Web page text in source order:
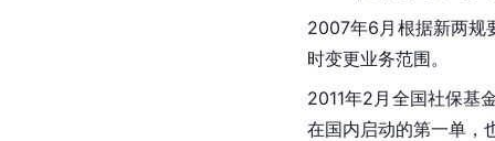
2007年6月根据新两规
时变更业务范围。
2011年2月全国社保基
在国内启动的第一单，